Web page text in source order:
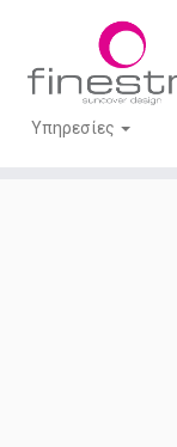
Υπηρεσίες